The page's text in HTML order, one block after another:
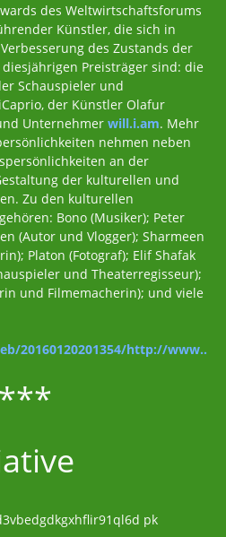
des Weltwirtschaftsforums
Künstler, die sich in
des Zustands der
Preisträger sind: die
Schauspieler und
der Künstler Olafur
Unternehmer will.i.am. Mehr
nehmen neben
an der
der kulturellen und
Zu den kulturellen
Bono (Musiker); Peter
(Autor und Vlogger); Sharmeen
Platon (Fotograf); Elif Shafak
und Theaterregisseur);
und Filmemacherin); und viele
20160120201354/http://www..
***
pk